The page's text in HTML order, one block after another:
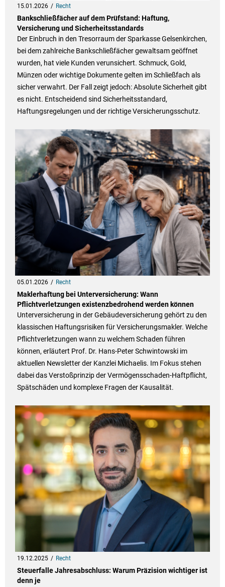
15.01.2026 Recht
Bankschließfächer auf dem Prüfstand: Haftung,
Versicherung und Sicherheitsstandards
Der Einbruch in den Tresorraum der Sparkasse Gelsenkirchen,
bei dem zahlreiche Bankschließfächer gewaltsam geöffnet
wurden, hat viele Kunden verunsichert. Schmuck, Gold,
Münzen oder wichtige Dokumente gelten im Schließfach als
sicher verwahrt. Der Fall zeigt jedoch: Absolute Sicherheit gibt
es nicht. Entscheidend sind Sicherheitsstandard,
Haftungsregelungen und der richtige Versicherungsschutz.
05.01.2026 Recht
Maklerhaftung bei Unterversicherung: Wann
Pflichtverletzungen existenzbedrohend werden können
Unterversicherung in der Gebäudeversicherung gehört zu den
klassischen Haftungsrisiken für Versicherungsmakler. Welche
Pflichtverletzungen wann zu welchem Schaden führen
können, erläutert Prof. Dr. Hans-Peter Schwintowski im
aktuellen Newsletter der Kanzlei Michaelis. Im Fokus stehen
dabei das Verstoßprinzip der Vermögensschaden-Haftpflicht,
Spätschäden und komplexe Fragen der Kausalität.
19.12.2025 Recht
Steuerfalle Jahresabschluss: Warum Präzision wichtiger ist
denn je